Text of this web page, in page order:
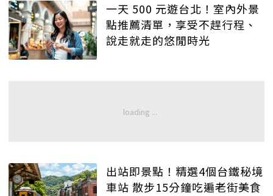
一天 500 元遊台北！室內外景
點推薦清單，享受不趕行程、
說走就走的悠閒時光
出站即景點！精選4個台鐵秘境
車站 散步15分鐘吃遍老街美食